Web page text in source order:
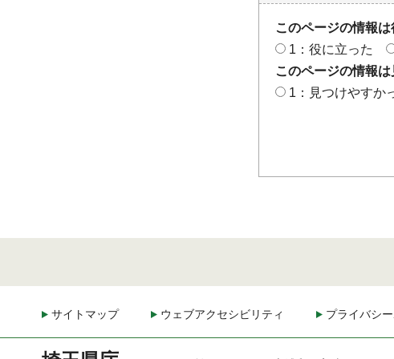
このページの情報
1：役に立った
このページの情報
1：見つけやすか
サイトマップ ウェブアクセシビリティ プライバシ